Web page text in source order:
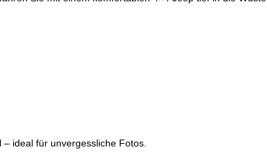
ideal für unvergessliche Fotos.